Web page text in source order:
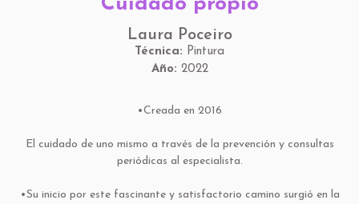
Laura Poceiro
Técnica: Pintura
Año: 2022
•Creada en 2016
El cuidado de uno mismo a través de la prevención y consultas
periódicas al especialista.
•Su inicio por este fascinante y satisfactorio camino surgió en la